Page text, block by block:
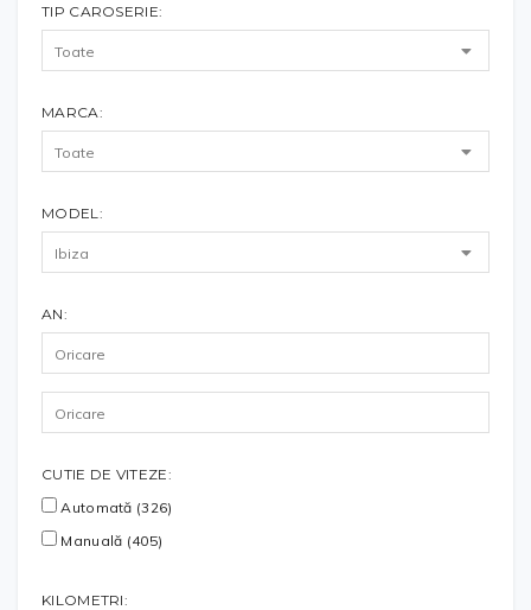
TIP CAROSERIE:
MARCA:
MODEL:
AN:
CUTIE DE VITEZE:
Automată (326)
Manuală (405)
KILOMETRI: